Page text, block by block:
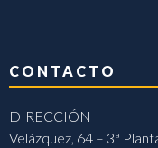
CONTACTO
DIRECCIÓN
Velázquez, 64 – 3ª